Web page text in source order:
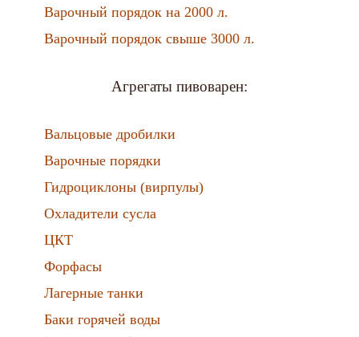
Варочный порядок на 2000 л.
Варочный порядок свыше 3000 л.
Агрегаты пивоварен:
Вальцовые дробилки
Варочные порядки
Гидроциклоны (вирпулы)
Охладители сусла
ЦКТ
Форфасы
Лагерные танки
Баки горячей воды